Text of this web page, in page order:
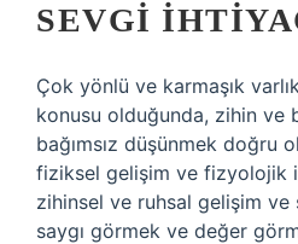
SEVGI
Çok yönlü ve karmaşık
konusu olduğunda, zihin ve
bağımsız düşünmek doğru
fiziksel gelişim ve fizyolojik
zihinsel ve ruhsal gelişim ve
saygı görmek ve değer